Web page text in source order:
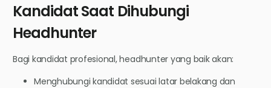
Kandidat Saat Dihubungi
Headhunter
Bagi kandidat profesional, headhunter yang baik akan:
Menghubungi kandidat sesuai latar belakang dan